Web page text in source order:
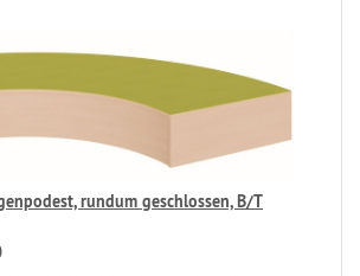
rundum geschlossen, B/T